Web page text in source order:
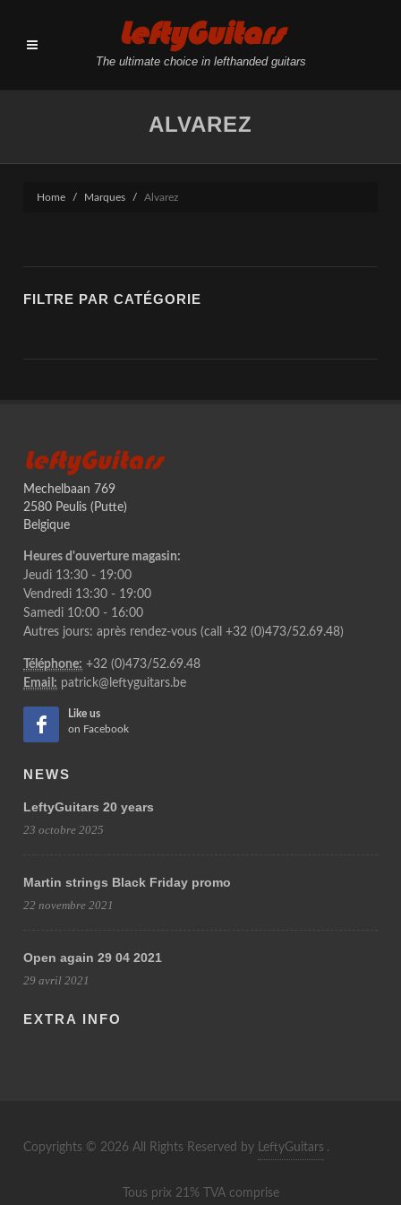
LeftyGuitars
The ultimate choice in lefthanded guitars
ALVAREZ
Home Marques Alvarez
FILTRE PAR CATÉGORIE
LeftyGuitars
Mechelbaan 769
2580 Peulis (Putte)
Belgique
Heures d'ouverture magasin:
Jeudi 13:30 - 19:00
Vendredi 13:30 - 19:00
Samedi 10:00 - 16:00
Autres jours: après rendez-vous (call +32 (0)473/52.69.48)
Téléphone: +32 (0)473/52.69.48
Email: patrick@leftyguitars.be
Like us
on Facebook
NEWS
LeftyGuitars 20 years
23 octobre 2025
Martin strings Black Friday promo
22 novembre 2021
Open again 29 04 2021
29 avril 2021
EXTRA INFO
Copyrights © 2026 All Rights Reserved by LeftyGuitars .
Tous prix 21% TVA comprise